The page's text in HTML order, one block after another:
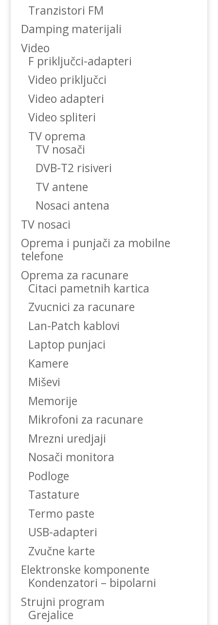
Tranzistori FM
Damping materijali
Video
F priključci-adapteri
Video priključci
Video adapteri
Video spliteri
TV oprema
TV nosači
DVB-T2 risiveri
TV antene
Nosaci antena
TV nosaci
Oprema i punjači za mobilne
telefone
Oprema za racunare
Citaci pametnih kartica
Zvucnici za racunare
Lan-Patch kablovi
Laptop punjaci
Kamere
Miševi
Memorije
Mikrofoni za racunare
Mrezni uredjaji
Nosači monitora
Podloge
Tastature
Termo paste
USB-adapteri
Zvučne karte
Elektronske komponente
Kondenzatori – bipolarni
Strujni program
Grejalice